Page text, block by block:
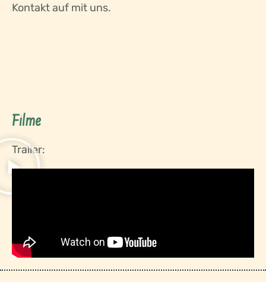
Kontakt auf mit uns.
Filme
Trailer: